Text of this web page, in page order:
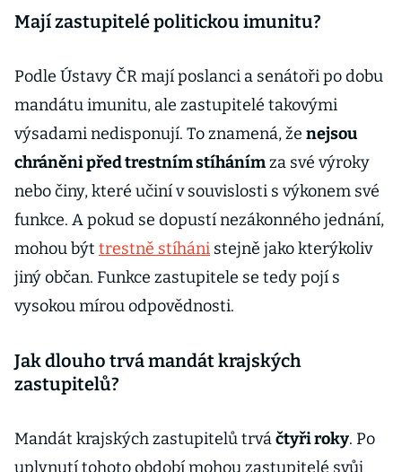
Mají zastupitelé politickou imunitu?
Podle Ústavy ČR mají poslanci a senátoři po dobu
mandátu imunitu, ale zastupitelé takovými
výsadami nedisponují. To znamená, že nejsou
chráněni před trestním stíhánímza své výroky
nebo činy, které učiní v souvislosti s výkonem své
funkce. A pokud se dopustí nezákonného jednání,
mohou být trestně stíháni stejně jako kterýkoliv
jiný občan. Funkce zastupitele se tedy pojí s
vysokou mírou odpovědnosti.
Jak dlouho trvá mandát krajských
zastupitelů?
Mandát krajských zastupitelů trváčtyři roky. Po
uplynutí tohoto období mohou zastupitelé svůj